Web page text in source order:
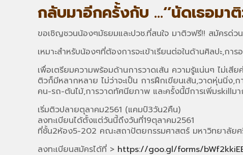
กลับมาอีกครั้งกับ ...‘’นัดเธอม
ขอเชิญชวนน้องๆมัธยมและปวช.ที่สนใจ มาติวฟรี!! สมัครด่ว
เหมาะสำหรับน้องๆที่ต้องการจะเข้าเรียนต่อในด้านศิลปะ,กา
เพื่อเตรียมความพร้อมด้านการวาดเส้น ความรู้แน่นๆ ไม่เสี
ติวก็มีหลากหลาย ไม่ว่าจะเป็น การฝึกเขียนเส้น,วาดหุ่นนิ่ง,
คน-รถ-ต้นไม้,การวาดทัศนียภาพ และครั้งนี้มีการเพิ่มskillมา
เริ่มติวปลายตุลาคม2561 (แคมป์3วัน2คืน)
ลงทะเบียนได้ตั้งแต่วันนี้ถึงวันที่19ตุลาคม2561
ที่ชั้น2ห้อง5-202 คณะสถาปัตยกรรมศาสตร์ มหาวิทยาลัยศ
ลงทะเบียนสมัครได้ที่ > https://goo.gl/forms/